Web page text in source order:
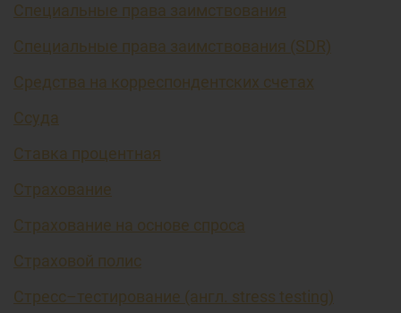
Специальные права заимствования
Специальные права заимствования (SDR)
Средства на корреспондентских счетах
Ссуда
Ставка процентная
Страхование
Страхование на основе спроса
Страховой полис
Стресс–тестирование (англ. stress testing)